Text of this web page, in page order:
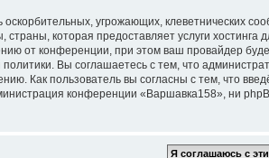
угрожающих, клеветнических
которая предоставляет услуги
от конференции, при этом ваш провайдер
Вы соглашаетесь с тем, что
Как пользователь вы согласны с тем, что
конференции «Варшавка158», ни